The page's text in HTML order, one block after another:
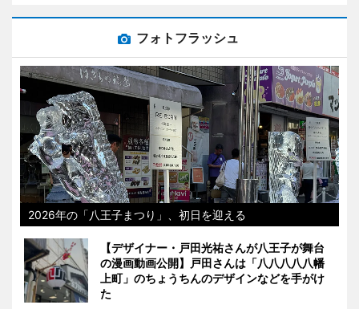
フォトフラッシュ
2026年の「八王子まつり」、初日を迎える
【デザイナー・戸田光祐さんが八王子が舞台
の漫画動画公開】戸田さんは「八八八八八幡
上町」のちょうちんのデザインなどを手がけ
た